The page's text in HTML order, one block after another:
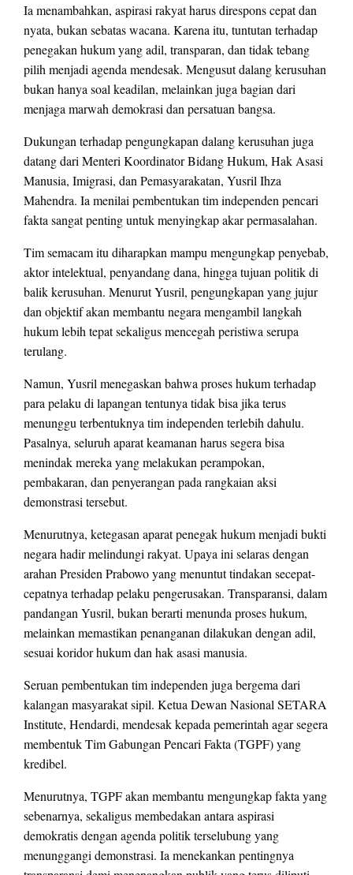
Ia menambahkan, aspirasi rakyat harus direspons cepat dan
nyata, bukan sebatas wacana. Karena itu, tuntutan terhadap
penegakan hukum yang adil, transparan, dan tidak tebang
pilih menjadi agenda mendesak. Mengusut dalang kerusuhan
bukan hanya soal keadilan, melainkan juga bagian dari
menjaga marwah demokrasi dan persatuan bangsa.
Dukungan terhadap pengungkapan dalang kerusuhan juga
datang dari Menteri Koordinator Bidang Hukum, Hak Asasi
Manusia, Imigrasi, dan Pemasyarakatan, Yusril Ihza
Mahendra. Ia menilai pembentukan tim independen pencari
fakta sangat penting untuk menyingkap akar permasalahan.
Tim semacam itu diharapkan mampu mengungkap penyebab,
aktor intelektual, penyandang dana, hingga tujuan politik di
balik kerusuhan. Menurut Yusril, pengungkapan yang jujur
dan objektif akan membantu negara mengambil langkah
hukum lebih tepat sekaligus mencegah peristiwa serupa
terulang.
Namun, Yusril menegaskan bahwa proses hukum terhadap
para pelaku di lapangan tentunya tidak bisa jika terus
menunggu terbentuknya tim independen terlebih dahulu.
Pasalnya, seluruh aparat keamanan harus segera bisa
menindak mereka yang melakukan perampokan,
pembakaran, dan penyerangan pada rangkaian aksi
demonstrasi tersebut.
Menurutnya, ketegasan aparat penegak hukum menjadi bukti
negara hadir melindungi rakyat. Upaya ini selaras dengan
arahan Presiden Prabowo yang menuntut tindakan secepat-
cepatnya terhadap pelaku pengerusakan. Transparansi, dalam
pandangan Yusril, bukan berarti menunda proses hukum,
melainkan memastikan penanganan dilakukan dengan adil,
sesuai koridor hukum dan hak asasi manusia.
Seruan pembentukan tim independen juga bergema dari
kalangan masyarakat sipil. Ketua Dewan Nasional SETARA
Institute, Hendardi, mendesak kepada pemerintah agar segera
membentuk Tim Gabungan Pencari Fakta (TGPF) yang
kredibel.
Menurutnya, TGPF akan membantu mengungkap fakta yang
sebenarnya, sekaligus membedakan antara aspirasi
demokratis dengan agenda politik terselubung yang
menunggangi demonstrasi. Ia menekankan pentingnya